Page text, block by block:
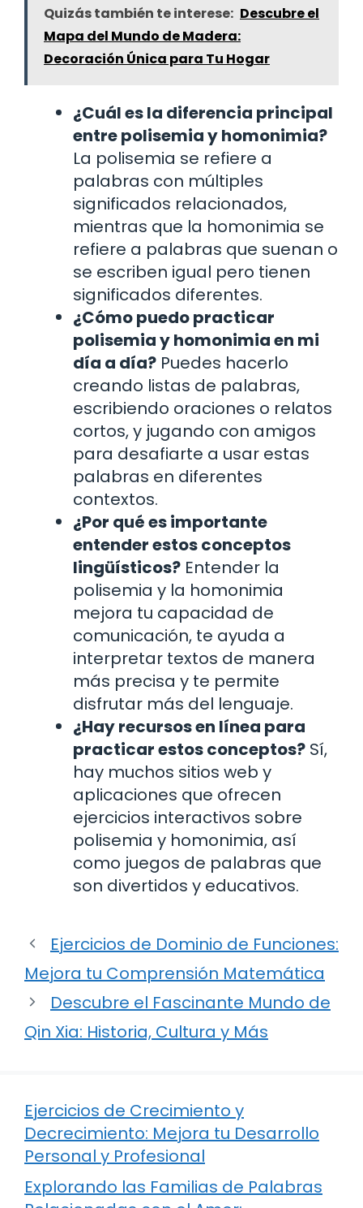
Quizás también te interese: Descubre el
Mapa del Mundo de Madera:
Decoración Única para Tu Hogar
¿Cuál es la diferencia principal
entre polisemia y homonimia?
La polisemia se refiere a
palabras con múltiples
significados relacionados,
mientras que la homonimia se
refiere a palabras que suenan o
se escriben igual pero tienen
significados diferentes.
¿Cómo puedo practicar
polisemia y homonimia en mi
día a día? Puedes hacerlo
creando listas de palabras,
escribiendo oraciones o relatos
cortos, y jugando con amigos
para desafiarte a usar estas
palabras en diferentes
contextos.
¿Por qué es importante
entender estos conceptos
lingüísticos? Entender la
polisemia y la homonimia
mejora tu capacidad de
comunicación, te ayuda a
interpretar textos de manera
más precisa y te permite
disfrutar más del lenguaje.
¿Hay recursos en línea para
practicar estos conceptos? Sí,
hay muchos sitios web y
aplicaciones que ofrecen
ejercicios interactivos sobre
polisemia y homonimia, así
como juegos de palabras que
son divertidos y educativos.
Ejercicios de Dominio de Funciones:
Mejora tu Comprensión Matemática
Descubre el Fascinante Mundo de
Qin Xia: Historia, Cultura y Más
Ejercicios de Crecimiento y
Decrecimiento: Mejora tu Desarrollo
Personal y Profesional
Explorando las Familias de Palabras